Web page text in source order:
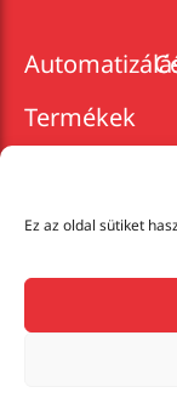
Ez az oldal sütiket
Termékek